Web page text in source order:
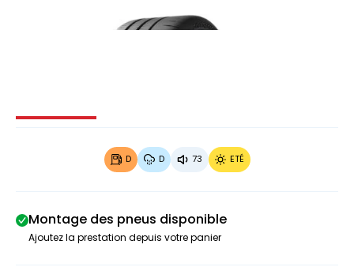
Image 1 sur 3
D D 73 ETÉ
Montage des pneus disponible
Ajoutez la prestation depuis votre panier